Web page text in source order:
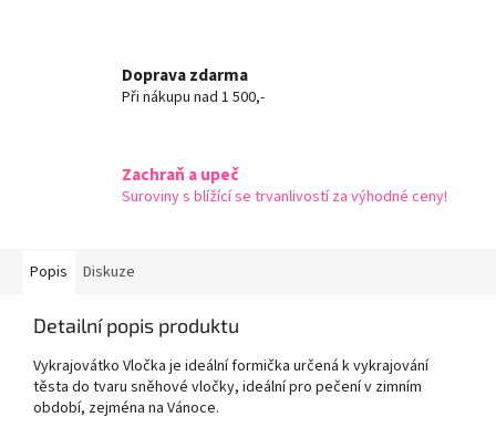
Doprava zdarma
Při nákupu nad 1 500,-
Zachraň a upeč
Suroviny s blížící se trvanlivostí za výhodné ceny!
Popis Diskuze
Detailní popis produktu
Vykrajovátko Vločka je ideální formička určená k vykrajování
těsta do tvaru sněhové vločky, ideální pro pečení v zimním
období, zejména na Vánoce.